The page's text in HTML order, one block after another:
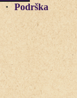
Podrška